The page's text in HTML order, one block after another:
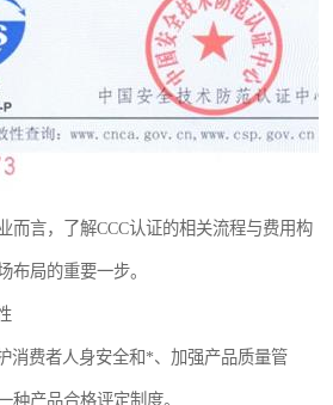
而言，了解CCC认证的相关流程与费用构
布局的重要一步。
消费者人身安全和*、加强产品质量管
种产品合格评定制度。